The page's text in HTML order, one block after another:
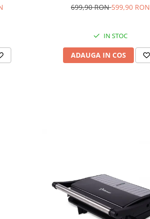
699,90 RON599,90 RON
IN STOC
ADAUGA IN COS